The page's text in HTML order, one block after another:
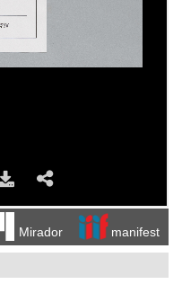
Mirador manifest